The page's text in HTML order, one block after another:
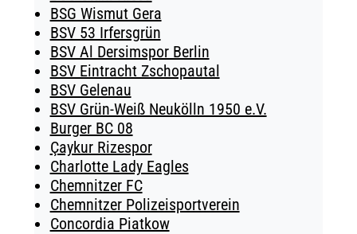
BSG Wismut Gera
BSV 53 Irfersgrün
BSV Al Dersimspor Berlin
BSV Eintracht Zschopautal
BSV Gelenau
BSV Grün-Weiß Neukölln 1950 e.V.
Burger BC 08
Çaykur Rizespor
Charlotte Lady Eagles
Chemnitzer FC
Chemnitzer Polizeisportverein
Concordia Piatkow